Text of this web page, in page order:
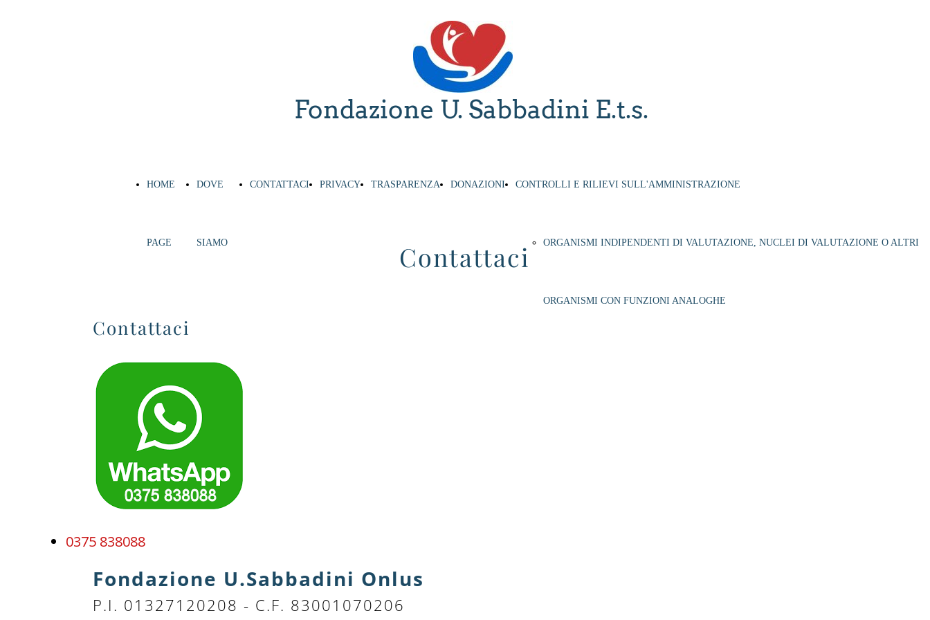
Fondazione U. Sabbadini E.t.s.
HOME
PAGE
DOVE
SIAMO
CONTATTACI PRIVACY TRASPARENZA DONAZIONI CONTROLLI E RILIEVI SULL'AMMINISTRAZIONE
ORGANISMI INDIPENDENTI DI VALUTAZIONE, NUCLEI DI VALUTAZIONE O ALTRI
ORGANISMI CON FUNZIONI ANALOGHE
Contattaci
Contattaci
0375 838088
Fondazione U.Sabbadini Onlus
P.I. 01327120208 - C.F. 83001070206